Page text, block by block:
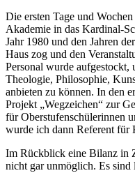
Die ersten Tage und
Akademie in das Kardinal-
Jahr 1980 und den Jahren
Haus zog und den
Personal wurde aufgestockt,
Theologie, Philosophie,
anbieten zu können. In den
Projekt „Wegzeichen“ zur
für Oberstufenschülerinnen
wurde ich dann Referent für
Im Rückblick eine Bilanz in
nicht gar unmöglich. Es sind